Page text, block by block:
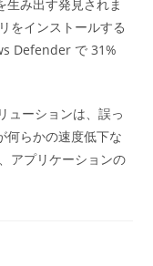
生み出す発見されま
をインストールする
Defender で 31%
ーションは、誤っ
何らかの速度低下な
アプリケーションの